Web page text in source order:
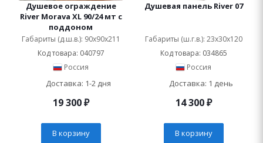
Душевое ограждение
River Morava XL 90/24 мт с
поддоном
Габариты (д.ш.в.): 90x90x211
Код товара: 040797
Россия
Доставка: 1-2 дня
19 300₽
В корзину
Душевая панель River 07
Габариты (ш.г.в.): 23x30x120
Код товара: 034865
Россия
Доставка: 1 день
14 300₽
В корзину